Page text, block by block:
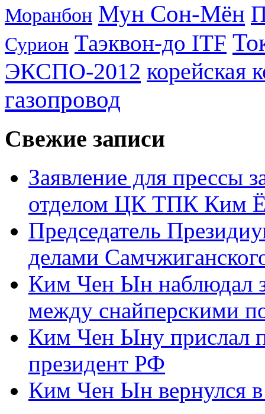
Моранбон Мун Сон-Мён
Сурион Таэквон-до ITF
ЭКСПО-2012 корейская
газопровод
Свежие записи
Заявление для прессы
отделом ЦК ТПК Ким
Председатель
делами
Ким Чен Ын наблюдал
между снайперскими
Ким Чен Ыну прислал
президент РФ
Ким Чен Ын вернулся